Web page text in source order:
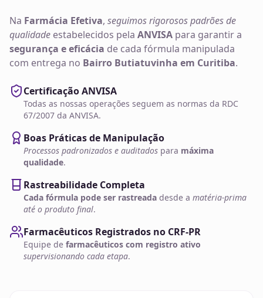
Na Farmácia Efetiva, seguimos rigorosos padrões de
qualidade estabelecidos pela ANVISA para garantir a
segurança e eficácia de cada fórmula manipulada
com entrega no Bairro Butiatuvinha em Curitiba.
Certificação ANVISA
Todas as nossas operações seguem as normas da RDC
67/2007 da ANVISA.
Boas Práticas de Manipulação
Processos padronizados e auditados para máxima
qualidade.
Rastreabilidade Completa
Cada fórmula pode ser rastreada desde a matéria-prima
até o produto final.
Farmacêuticos Registrados no CRF-PR
Equipe de farmacêuticos com registro ativo
supervisionando cada etapa.